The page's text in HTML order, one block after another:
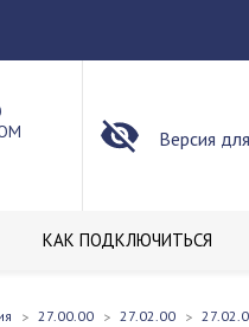
Версия
КАК ПОДКЛЮЧИТЬСЯ
27.00.00 27.02.00